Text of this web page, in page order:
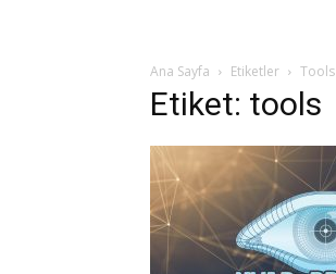
Ana Sayfa Etiketler Tools
Etiket: tools